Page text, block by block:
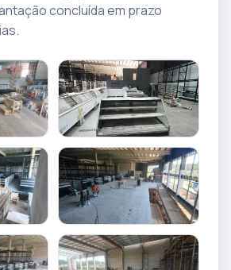
concluída em prazo